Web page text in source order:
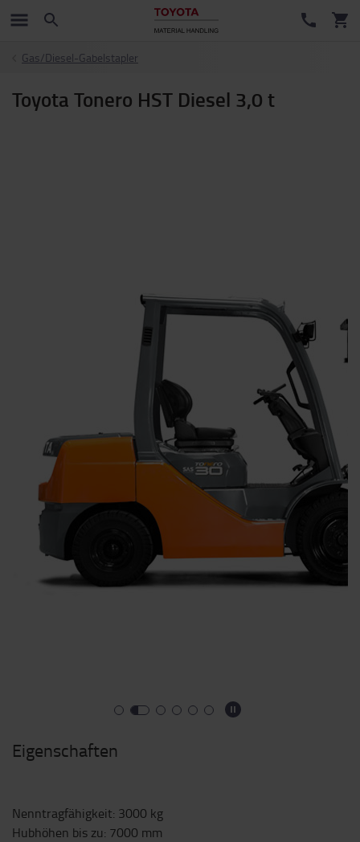
Gas/Diesel-Gabelstapler
Toyota Tonero HST Diesel 3,0 t
Eigenschaften
Nenntragfähigkeit: 3000 kg
Hubhöhen bis zu: 7000 mm